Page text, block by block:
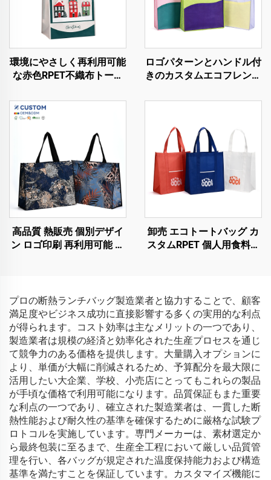
環境にやさしく再利用可能
な赤色RPET不織布トート
たたみ可能で持続可能な製
ロゴパターンとハンドル付
きのカスタムエコフレンド
ッグ、サステナブルなノン
高品質 熱販売 個別デザイ
ン ロゴ印刷 再利用可能 生
卸売 エコトートバッグ カ
スタムRPET 個人用食料品
プロの断熱ランチバッグ製造業者と協力することで、顧客
満足度やビジネス成功に直接影響する多くの実用的な利点
が得られます。コスト効率は主なメリットの一つであり、
製造業者は規模の経済と効率化された生産プロセスを通じ
て競争力のある価格を提供します。大量購入オプションに
より、単価が大幅に削減されるため、予算配分を最大限に
活用したい大企業、学校、小売店にとってもこれらの製品
が手頃な価格で利用可能になります。品質保証もまた重要
な利点の一つであり、確立された製造業者は、一貫した断
熱性能および耐久性の基準を確保するために厳格な試験プ
ロトコルを実施しています。専門メーカーは、素材選定か
ら最終包装に至るまで、生産全工程において厳しい品質管
理を行い、各バッグが規定された温度保持能力および構造
基準を満たすことを保証しています。カスタマイズ機能に